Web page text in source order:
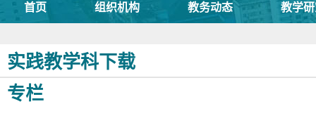
首页 组织机构 教务动态 教学
实践教学科下载
专栏